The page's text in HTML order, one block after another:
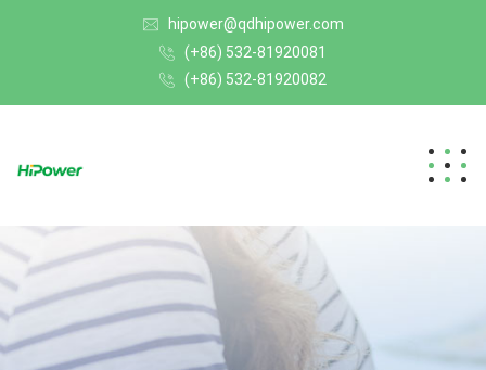
hipower@qdhipower.com
(+86) 532-81920081
(+86) 532-81920082